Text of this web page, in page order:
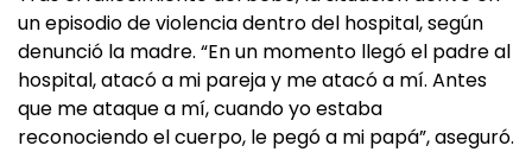
un episodio de violencia dentro del hospital, según
denunció la madre. “En un momento llegó el padre al
hospital, atacó a mi pareja y me atacó a mí. Antes
que me ataque a mí, cuando yo estaba
reconociendo el cuerpo, le pegó a mi papá”, aseguró.